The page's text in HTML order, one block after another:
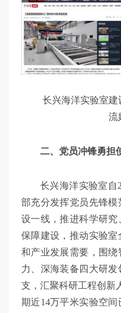
长兴海洋实验室
流
二、党员冲锋勇担
长兴海洋实验室自
部充分发挥党员先锋
设一线，推进科学研
保障建设，推动实验
和产业发展需要，围
力、深海装备四大研
支，汇聚科研工程创新
期近14万平米实验空